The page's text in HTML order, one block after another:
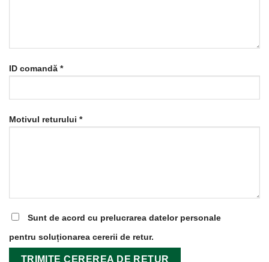
ID comandă *
Motivul returului *
Sunt de acord cu prelucrarea datelor personale
pentru soluționarea cererii de retur.